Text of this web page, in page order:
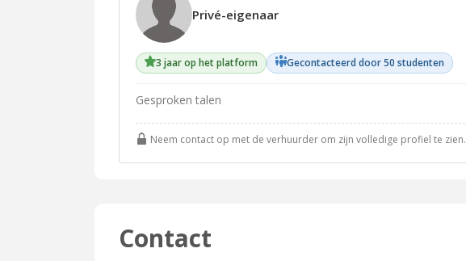
Privé-eigenaar
3 jaar op het platform Gecontacteerd door 50 studenten
Gesproken talen
Neem contact op met de verhuurder om zijn volledige profiel te zien.
Contact